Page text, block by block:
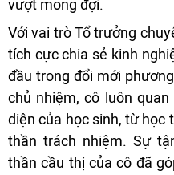
vượt mong đợi.
Với vai trò Tổ trưởng
tích cực chia sẻ kinh
đầu trong đổi mới
chủ nhiệm, cô luôn
diện của học sinh, từ học
thần trách nhiệm. Sự
thần cầu thị của cô đã